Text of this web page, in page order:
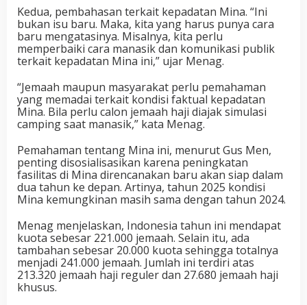
Kedua, pembahasan terkait kepadatan Mina. “Ini
bukan isu baru. Maka, kita yang harus punya cara
baru mengatasinya. Misalnya, kita perlu
memperbaiki cara manasik dan komunikasi publik
terkait kepadatan Mina ini,” ujar Menag.
“Jemaah maupun masyarakat perlu pemahaman
yang memadai terkait kondisi faktual kepadatan
Mina. Bila perlu calon jemaah haji diajak simulasi
camping saat manasik,” kata Menag.
Pemahaman tentang Mina ini, menurut Gus Men,
penting disosialisasikan karena peningkatan
fasilitas di Mina direncanakan baru akan siap dalam
dua tahun ke depan. Artinya, tahun 2025 kondisi
Mina kemungkinan masih sama dengan tahun 2024.
Menag menjelaskan, Indonesia tahun ini mendapat
kuota sebesar 221.000 jemaah. Selain itu, ada
tambahan sebesar 20.000 kuota sehingga totalnya
menjadi 241.000 jemaah. Jumlah ini terdiri atas
213.320 jemaah haji reguler dan 27.680 jemaah haji
khusus.